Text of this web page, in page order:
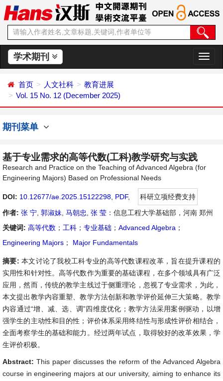
学术期刊
切
换
首页 人文社科
教育进展
Vol. 15 No. 12 (December 2025)
期刊菜单
基于专业需求的高等代数(工科)教学研究与实践
Research and Practice on the Teaching of Advanced Algebra (for
Engineering Majors) Based on Professional Needs
DOI: 10.12677/ae.2025.15122298 PDF,
科研立项经费支持
作者: 张 宁 郭淑妹 马朝忠 张 莹 ：信息工程大学基础部，河南 郑州
关键词: 高等代数 ； 工科 ； 专业基础 ； Advanced Algebra ；
Engineering Majors ； Major Fundamentals
摘要: 本文讨论了我校工科专业的高等代数课程改革，旨在提升课程的
实用性和针对性。高等代数作为重要的基础课程，在多个领域具有广泛
应用，然而，传统的教学主线过于侧重理论，忽视了专业需求，为此，
本文提出教学内容重塑、教学方法创新和教学评价延伸三大策略。教学
内容通过“增、减、选、调”四维度优化；教学方法采用案例驱动，以增
强学生的主动性和目的性；评价体系采用终结性与形成性评价相结合，
全面考察学生的基础和能力。经过两年试点，取得较好的改革效果，学
生评价积极。
Abstract: This paper discusses the reform of the Advanced Algebra
course in engineering majors at our university, aiming to enhance its